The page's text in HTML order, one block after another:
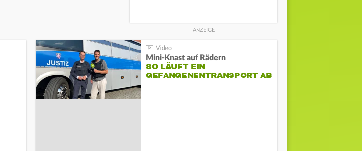
Mini-Knast auf Rädern
SO LÄUFT EIN
GEFANGENENTRANSPORT AB